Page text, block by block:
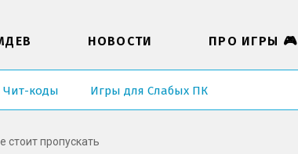
НОВОСТИ ПРО ИГРЫ 🎮
Чит-коды Игры для Слабых ПК
стоит пропускать